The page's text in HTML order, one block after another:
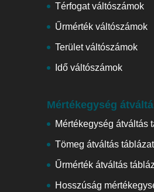
Térfogat váltószámok
Űrmérték váltószámok
Terület váltószámok
Idő váltószámok
Mértékegység
Mértékegység átváltás
Tömeg átváltás táblázat
Űrmérték átváltás
Hosszúság